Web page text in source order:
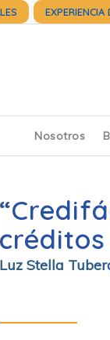
EXPERIENCIA
Nosotros
“
Luz Stella